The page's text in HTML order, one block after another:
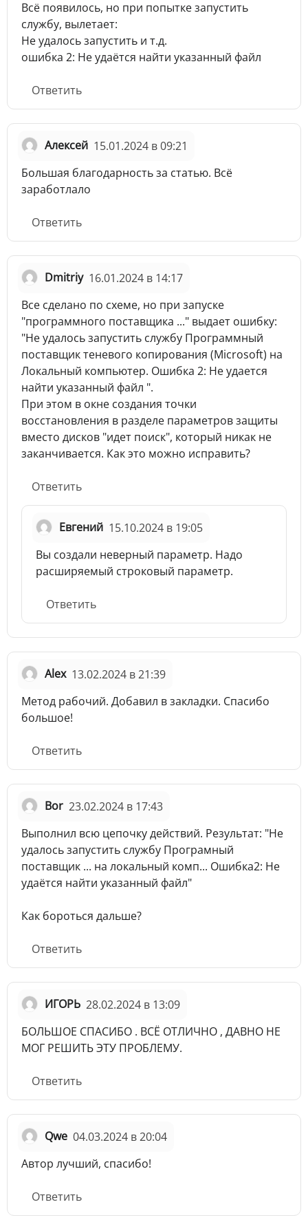
Всё появилось, но при попытке запустить
службу, вылетает:
Не удалось запустить и т.д.
ошибка 2: Не удаётся найти указанный файл
Ответить
Алексей 15.01.2024 в 09:21
Большая благодарность за статью. Всё
заработлало
Ответить
Dmitriy 16.01.2024 в 14:17
Все сделано по схеме, но при запуске
"программного поставщика ..." выдает ошибку:
"Не удалось запустить службу Программный
поставщик теневого копирования (Microsoft) на
Локальный компьютер. Ошибка 2: Не удается
найти указанный файл ".
При этом в окне создания точки
восстановления в разделе параметров защиты
вместо дисков "идет поиск", который никак не
заканчивается. Как это можно исправить?
Ответить
Евгений 15.10.2024 в 19:05
Вы создали неверный параметр. Надо
расширяемый строковый параметр.
Ответить
Alex 13.02.2024 в 21:39
Метод рабочий. Добавил в закладки. Спасибо
большое!
Ответить
Bor 23.02.2024 в 17:43
Выполнил всю цепочку действий. Результат: "Не
удалось запустить службу Програмный
поставщик ... на локальный комп... Ошибка2: Не
удаётся найти указанный файл"
Как бороться дальше?
Ответить
ИГОРЬ 28.02.2024 в 13:09
БОЛЬШОЕ СПАСИБО . ВСЁ ОТЛИЧНО , ДАВНО НЕ
МОГ РЕШИТЬ ЭТУ ПРОБЛЕМУ.
Ответить
Qwe 04.03.2024 в 20:04
Автор лучший, спасибо!
Ответить